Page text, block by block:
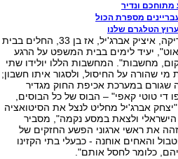
ונדיר
מספרת הכול
הטלגרם שלנו
4,000 ק"מ משם, ביוהנסבורג בדרום־אפריקה, איציק אברג'יל, אז בן 33, החלים בבית
יעיד לימים בבית המשפט על הרגע
מחשבות". המחשבות הללו יולידו שתי
שהורה על החיסול, ולסגור איתו חשבון;
שגורם במערכת אכיפת החוק מגדיר
טוטי קאפי" – הבוס של כל הבוסים,
אברג'יל מחליט לנצל את הסיטואציה
ולצאת במסע נקמה", מסביר
את ראשי ארגוני הפשע החזקים של
והאחים אוחנה - כבעלי בתי הקזינו
כלומר לחסל אותם".